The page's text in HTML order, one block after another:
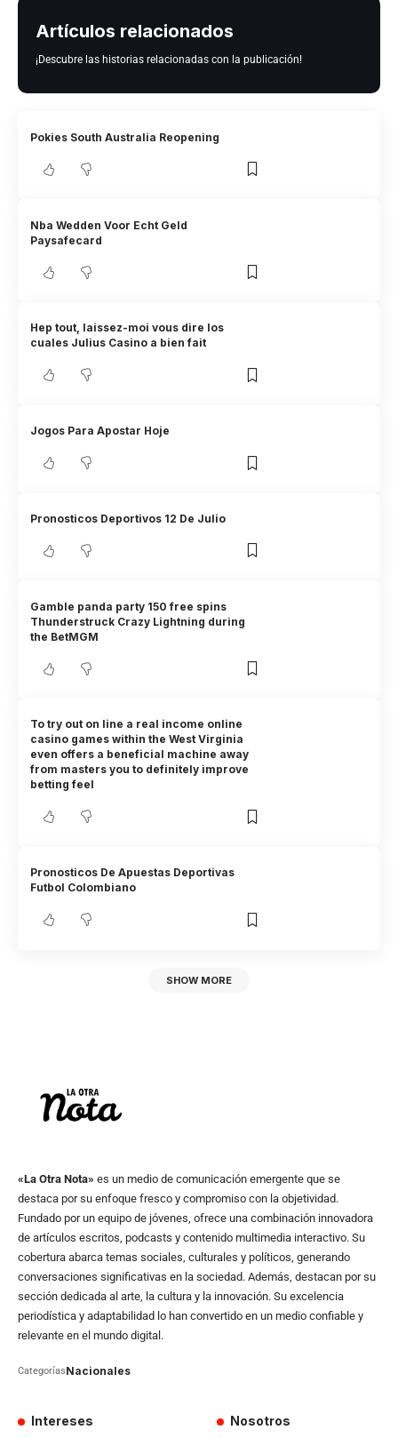
Artículos relacionados
¡Descubre las historias relacionadas con la publicación!
Pokies South Australia Reopening
Nba Wedden Voor Echt Geld
Paysafecard
Hep tout, laissez-moi vous dire los
cuales Julius Casino a bien fait
Jogos Para Apostar Hoje
Pronosticos Deportivos 12 De Julio
Gamble panda party 150 free spins
Thunderstruck Crazy Lightning during
the BetMGM
To try out on line a real income online
casino games within the West Virginia
even offers a beneficial machine away
from masters you to definitely improve
betting feel
Pronosticos De Apuestas Deportivas
Futbol Colombiano
SHOW MORE
«La Otra Nota» es un medio de comunicación emergente que se
destaca por su enfoque fresco y compromiso con la objetividad.
Fundado por un equipo de jóvenes, ofrece una combinación innovadora
de artículos escritos, podcasts y contenido multimedia interactivo. Su
cobertura abarca temas sociales, culturales y políticos, generando
conversaciones significativas en la sociedad. Además, destacan por su
sección dedicada al arte, la cultura y la innovación. Su excelencia
periodística y adaptabilidad lo han convertido en un medio confiable y
relevante en el mundo digital.
CategoríasNacionales
Intereses Nosotros